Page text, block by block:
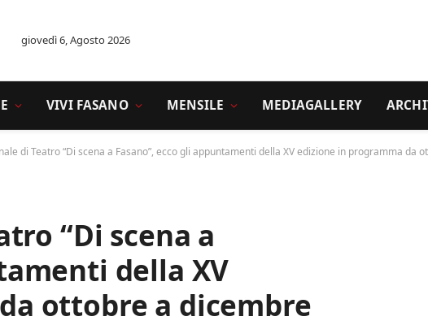
giovedì 6, Agosto 2026
VIVI FASANO MENSILE MEDIAGALLERY
di Teatro “Di scena a Fasano”, ecco gli appuntamenti della XV edizione in programma da
“Di scena a
della XV
ottobre a dicembre